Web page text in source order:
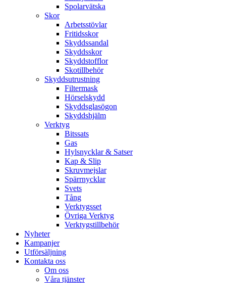
Spolarvätska
Skor
Arbetsstövlar
Fritidsskor
Skyddssandal
Skyddsskor
Skyddstofflor
Skotillbehör
Skyddsutrustning
Filtermask
Hörselskydd
Skyddsglasögon
Skyddshjälm
Verktyg
Bitssats
Gas
Hylsnycklar & Satser
Kap & Slip
Skruvmejslar
Spärrnycklar
Svets
Tång
Verktygsset
Övriga Verktyg
Verktygstillbehör
Nyheter
Kampanjer
Utförsäljning
Kontakta oss
Om oss
Våra tjänster